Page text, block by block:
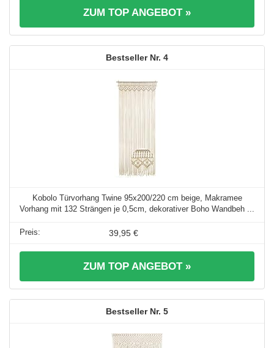
ZUM TOP ANGEBOT »
4
Kobolo Türvorhang Twine 95x200/220 cm beige, Makramee
Vorhang mit 132 Strängen je 0,5cm, dekorativer Boho Wandbeh ...
39,95 €
ZUM TOP ANGEBOT »
5